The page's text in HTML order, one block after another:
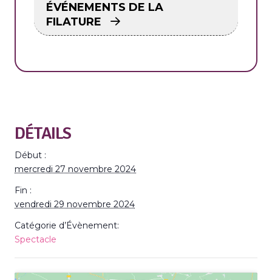
ÉVÉNEMENTS DE LA
FILATURE
DÉTAILS
Début :
mercredi 27 novembre 2024
Fin :
vendredi 29 novembre 2024
Catégorie d’Évènement:
Spectacle